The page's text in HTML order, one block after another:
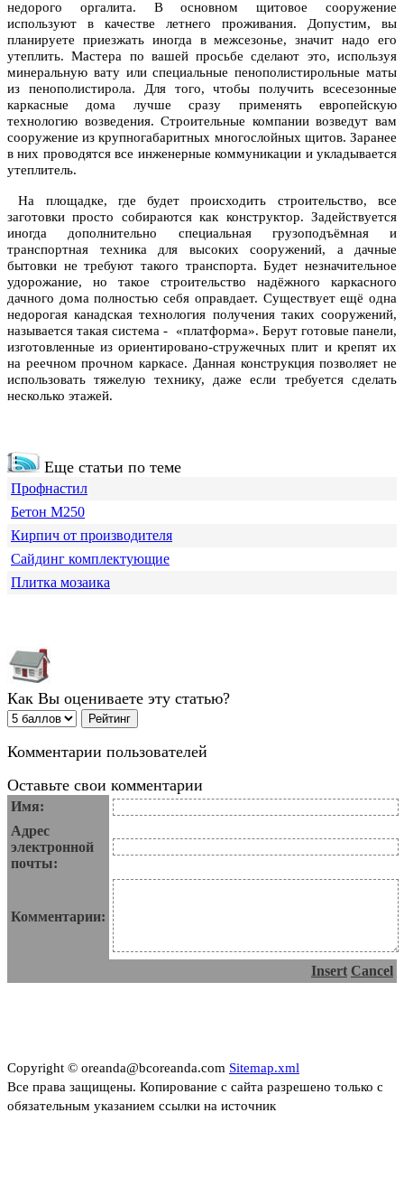
недорого оргалита. В основном щитовое сооружение
используют в качестве летнего проживания. Допустим, вы
планируете приезжать иногда в межсезонье, значит надо его
утеплить. Мастера по вашей просьбе сделают это, используя
минеральную вату или специальные пенополистирольные маты
из пенополистирола. Для того, чтобы получить всесезонные
каркасные дома лучше сразу применять европейскую
технологию возведения. Строительные компании возведут вам
сооружение из крупногабаритных многослойных щитов. Заранее
в них проводятся все инженерные коммуникации и укладывается
утеплитель.
На площадке, где будет происходить строительство, все
заготовки просто собираются как конструктор. Задействуется
иногда дополнительно специальная грузоподъёмная и
транспортная техника для высоких сооружений, а дачные
бытовки не требуют такого транспорта. Будет незначительное
удорожание, но такое строительство надёжного каркасного
дачного дома полностью себя оправдает. Существует ещё одна
недорогая канадская технология получения таких сооружений,
называется такая система - «платформа». Берут готовые панели,
изготовленные из ориентировано-стружечных плит и крепят их
на реечном прочном каркасе. Данная конструкция позволяет не
использовать тяжелую технику, даже если требуется сделать
несколько этажей.
Еще статьи по теме
Профнастил
Бетон М250
Кирпич от производителя
Сайдинг комплектующие
Плитка мозаика
Как Вы оцениваете эту статью?
Комментарии пользователей
Оставьте свои комментарии
Имя:
Адрес
электронной
почты:
Комментарии:
Insert Cancel
Copyright © oreanda@bcoreanda.com Sitemap.xml
Все права защищены. Копирование с сайта разрешено только с
обязательным указанием ссылки на источник